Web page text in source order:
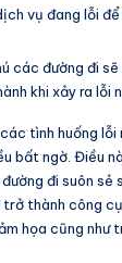
vụ đang lỗi
các đường đi
khi xảy ra lỗi
tình huống lỗi
bất ngờ. Điều
đi suôn sẻ
trở thành công
họa cũng như